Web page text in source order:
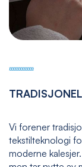
Vi forener
tekstilteknologi
moderne